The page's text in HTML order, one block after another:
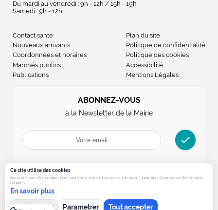
Du mardi au vendredi : 9h - 12h / 15h - 19h
Samedi : 9h - 12h
Contact santé
Nouveaux arrivants
Coordonnées et horaires
Marchés publics
Publications
Plan du site
Politique de confidentialité
Politique des cookies
Accessibilité
Mentions Légales
ABONNEZ-VOUS
à la Newsletter de la Mairie
check
Ce site utilise des cookies
Nous utilisons des cookies pour ameliorer votre experience, mesurer l’audience et proposer des services
adaptes.
En savoir plus
Tout refuser Parametrer Tout accepter